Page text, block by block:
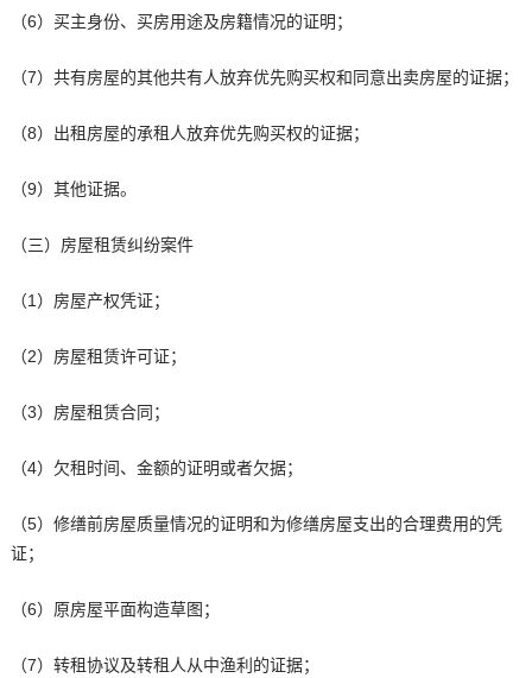
（6）买主身份、买房用途及房籍情况的证明；
（7）共有房屋的其他共有人放弃优先购买权和同意出卖房屋的证据；
（8）出租房屋的承租人放弃优先购买权的证据；
（9）其他证据。
（三）房屋租赁纠纷案件
（1）房屋产权凭证；
（2）房屋租赁许可证；
（3）房屋租赁合同；
（4）欠租时间、金额的证明或者欠据；
（5）修缮前房屋质量情况的证明和为修缮房屋支出的合理费用的凭
证；
（6）原房屋平面构造草图；
（7）转租协议及转租人从中渔利的证据；